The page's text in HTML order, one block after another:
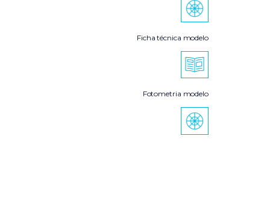
Ficha técnica modelo
Fotometria modelo